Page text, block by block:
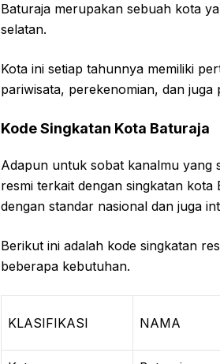
Baturaja merupakan sebuah kota
selatan.
Kota ini setiap tahunnya memiliki
pariwisata, perekenomian, dan juga
Kode Singkatan Kota Baturaja
Adapun untuk sobat kanalmu yang
resmi terkait dengan singkatan
dengan standar nasional dan juga
Berikut ini adalah kode singkatan
beberapa kebutuhan.
KLASIFIKASI NAMA